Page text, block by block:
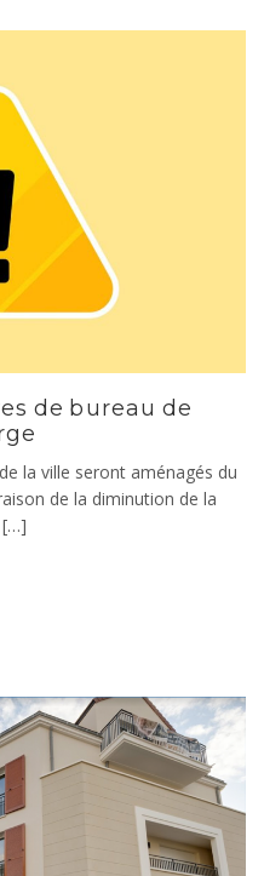
de bureau de
la ville seront aménagés du
de la diminution de la
[…]